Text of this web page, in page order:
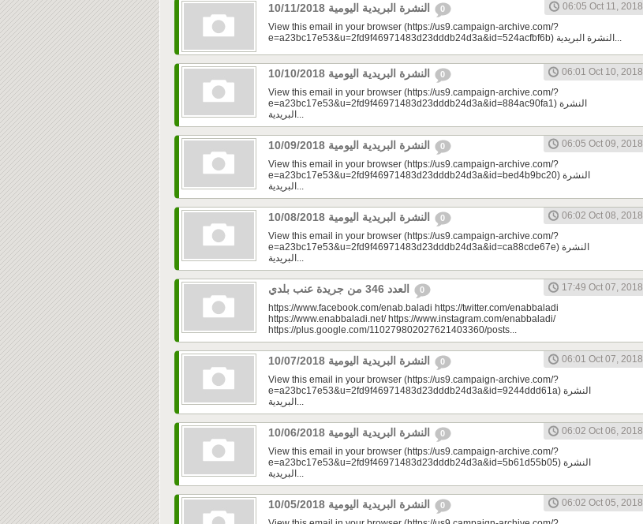
0
06:05 Oct 11, 2018
View this email in your browser (https://us9.campaign-archive.com/?
e=a23bc17e53&u=2fd9f46971483d23dddb24d3a&id=524acfbf6b) النشرة البريدية...
0
06:01 Oct 10, 2018
View this email in your browser (https://us9.campaign-archive.com/?
e=a23bc17e53&u=2fd9f46971483d23dddb24d3a&id=884ac90fa1) النشرة
البريدية...
0
06:05 Oct 09, 2018
View this email in your browser (https://us9.campaign-archive.com/?
e=a23bc17e53&u=2fd9f46971483d23dddb24d3a&id=bed4b9bc20) النشرة
البريدية...
0
06:02 Oct 08, 2018
View this email in your browser (https://us9.campaign-archive.com/?
e=a23bc17e53&u=2fd9f46971483d23dddb24d3a&id=ca88cde67e) النشرة
البريدية...
0
17:49 Oct 07, 2018
https://www.facebook.com/enab.baladi https://twitter.com/enabbaladi
https://www.enabbaladi.net/ https://www.instagram.com/enabbaladi/
https://plus.google.com/110279802027621403360/posts...
0
06:01 Oct 07, 2018
View this email in your browser (https://us9.campaign-archive.com/?
e=a23bc17e53&u=2fd9f46971483d23dddb24d3a&id=9244ddd61a) النشرة
البريدية...
0
06:02 Oct 06, 2018
View this email in your browser (https://us9.campaign-archive.com/?
e=a23bc17e53&u=2fd9f46971483d23dddb24d3a&id=5b61d55b05) النشرة
البريدية...
0
06:02 Oct 05, 2018